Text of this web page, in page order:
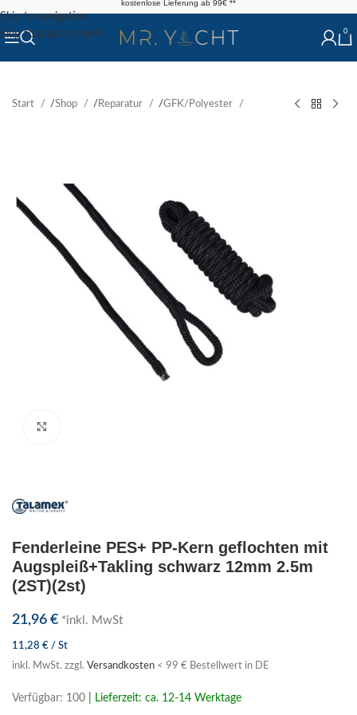
Skip to navigation
Skip to main content
kostenlose Lieferung ab 99€ **
0
Start /Shop /Reparatur /GFK/Polyester
Fenderleine PES+ PP-Kern geflochten mit
Augspleiß+Takling schwarz 12mm 2.5m
(2ST)(2st)
21,96 € *inkl. MwSt
11,28 € / St
inkl. MwSt. zzgl. Versandkosten < 99 € Bestellwert in DE
Verfügbar: 100 | Lieferzeit: ca. 12-14 Werktage